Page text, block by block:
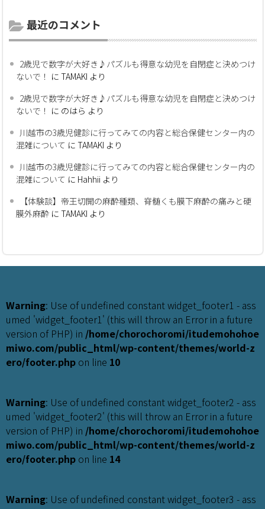
最近のコメント
2歳児で数字が大好き♪パズルも得意な幼児を自閉症と決めつけ
ないで！ に TAMAKI より
2歳児で数字が大好き♪パズルも得意な幼児を自閉症と決めつけ
ないで！ に のはら より
川越市の3歳児健診に行ってみての内容と総合保健センター内の
混雑について に TAMAKI より
川越市の3歳児健診に行ってみての内容と総合保健センター内の
混雑について に Hahhii より
【体験談】帝王切開の麻酔種類、脊髄くも膜下麻酔の痛みと硬
膜外麻酔に TAMAKI より
Warning: Use of undefined constant widget_footer1 - ass
umed 'widget_footer1' (this will throw an Error in a future
version of PHP) in /home/chorochoromi/itudemohohoe
miwo.com/public_html/wp-content/themes/world-z
ero/footer.php on line 10
Warning: Use of undefined constant widget_footer2 - ass
umed 'widget_footer2' (this will throw an Error in a future
version of PHP) in /home/chorochoromi/itudemohohoe
miwo.com/public_html/wp-content/themes/world-z
ero/footer.php on line 14
Warning: Use of undefined constant widget_footer3 - ass